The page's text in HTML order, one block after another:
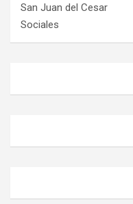
San Juan del Cesar
Sociales